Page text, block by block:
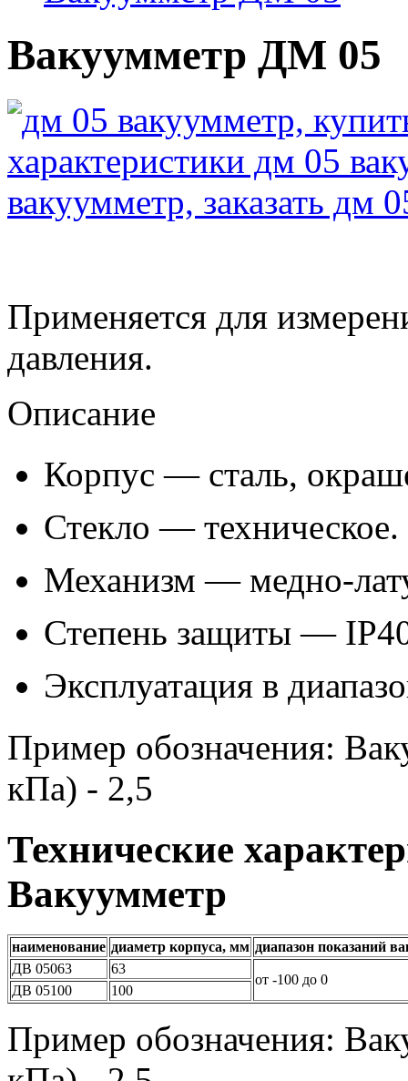
Вакуумметр ДМ 05
Применяется для
давления.
Описание
Корпус — сталь,
Стекло — техническое.
Механизм — медно-
Степень защиты —
Эксплуатация в
Пример обозначения:
кПа) - 2,5
Технические
Вакуумметр
наименование диаметр корпуса, мм диапазон показаний
ДВ 05063
63
от -100 до 0
ДВ 05100 100
Пример обозначения: